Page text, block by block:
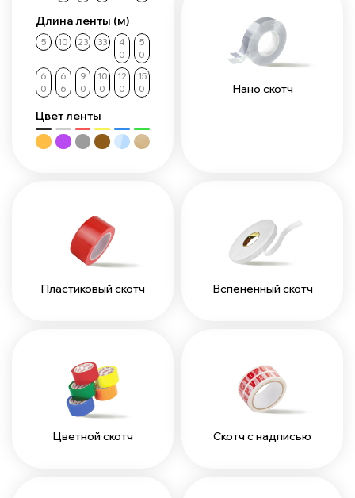
Длина ленты (м)
5 10 23 33
4
0
5
0
6
0
6
6
9
0
10
0
12
0
15
0
Цвет ленты
Нано скотч
Пластиковый скотч Вспененный скотч
Цветной скотч Скотч с надписью